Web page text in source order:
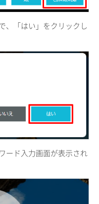
、「はい」をクリックし
ード入力画面が表示され